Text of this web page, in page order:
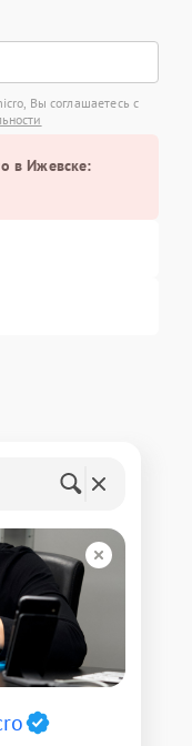
Вы соглашаетесь с
в Ижевске: